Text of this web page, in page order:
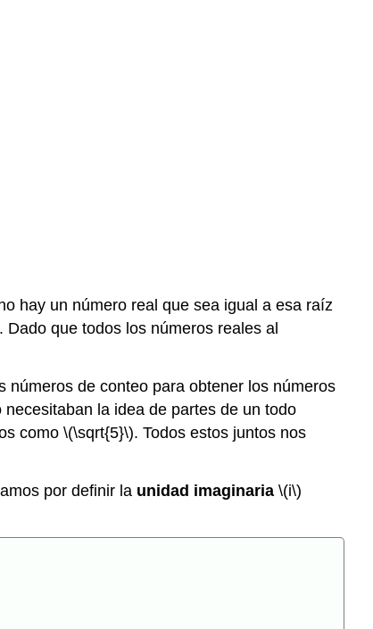
Ejemplo
\
\
(\PageIndex{3}\)
Ejercicio
Ejemplo
(\PageIndex{3}\)
hay un número real que sea igual a esa raíz
. Dado que todos los números reales al
números de conteo para obtener los números
la idea de partes de un todo
como \(\sqrt{5}\). Todos estos juntos nos
por definir la unidad imaginaria \(i\)